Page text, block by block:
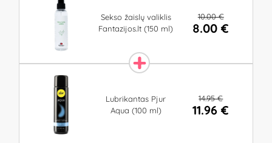
Sekso žaislų valiklis
Fantazijos.lt (150 ml)
10.00 €
8.00 €
Lubrikantas Pjur
Aqua (100 ml)
14.95 €
11.96 €